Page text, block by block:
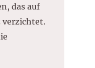
das auf
verzichtet.